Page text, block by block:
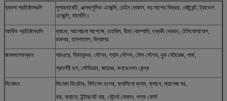
ব্যবসা প্রতিষ্ঠানগুলি
সুপারমার্কেট, এক্সক্লুসিভ এজেন্সি, চেইন দোকান, বড় মাপের বিক্রয়, রেষ্টুরেন্ট, ট্রাভেল
এজেন্সি, ফার্মেসি।
আর্থিক প্রতিষ্ঠানগুলি
ব্যাংক, আলোচনা সাপেক্ষে, তহবিল, বীমা কোম্পানি, বন্ধকী দোকান, টেলিযোগাযোগ,
ডাকঘর, হাসপাতাল, বিদ্যালয়
জনসমাগমস্থল
সাবওয়ে, বিমানবন্দর, স্টেশন, গ্যাস স্টেশন, টোল স্টেশন, বুক স্টোরেজ, পার্ক,
প্রদর্শনী হল, স্টেডিয়াম, জাদুঘর, কনভেনশন কেন্দ্র
বিনোদন
সিনেমা থিয়েটার, ফিটনেস হলের, ক্যাসিনো ক্লাব, ক্লাবে, ম্যাসেজ ঘর,
বার, ক্যাফে, ইন্টারনেট বার, সৌন্দর্য দোকান, গল্ফ কোর্স